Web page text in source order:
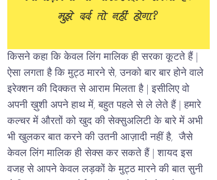
किसने कहा कि केवल लिंग मालिक ही सरका कूटते हैं |
ऐसा लगता है किमुट्ठमारने से, उनको बार बार होने वाले
इरेक्शन की दिक्कत से आराम मिलता है | इसीलिए वो
अपनी ख़ुशी अपने हाथ में, बहुत पहले से ले लेते हैं | हमारे
कल्चर में औरतों को खुद की सेक्सुअलिटी के बारे में अभी
भी खुलकर बात करने की उतनी आज़ादी नहीं है, जैसे
केवल लिंग मालिक ही सेक्स कर सकते हैं | शायद इस
वजह से आपने केवल लड़कों के मुट्ठ मारने की बात सुनी